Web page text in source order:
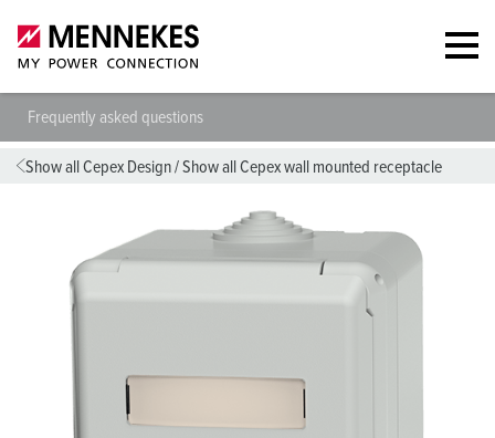
Frequently asked questions
Show all Cepex Design/Show all Cepex wall mounted receptacle